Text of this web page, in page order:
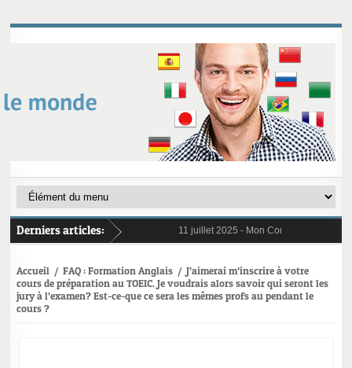
Derniers articles: 11 juillet 2025 - Mon Compte Formation
6 janvier 2025 -Au 1er janvier 2025, le
L’importance
Accueil /FAQ : Formation Anglais /J’aimerai m’inscrire à votre
cours de préparation au TOEIC. Je voudrais alors savoir qui seront les
jury à l’examen? Est-ce-que ce sera les mêmes profs au pendant le
cours ?